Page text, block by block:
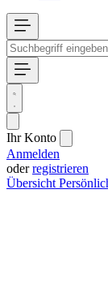
Ihr Konto
Anmelden
oderregistrieren
Übersicht